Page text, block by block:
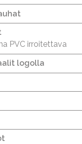
PVC irroitettava
logolla